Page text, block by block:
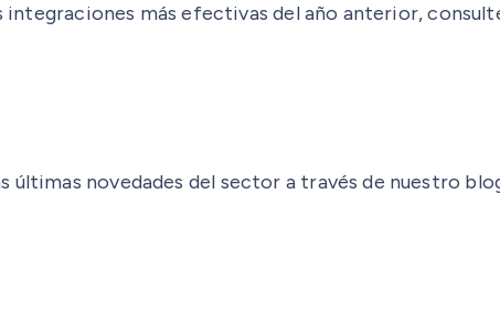
integraciones más efectivas del año anterior,
últimas novedades del sector a través de nuestro